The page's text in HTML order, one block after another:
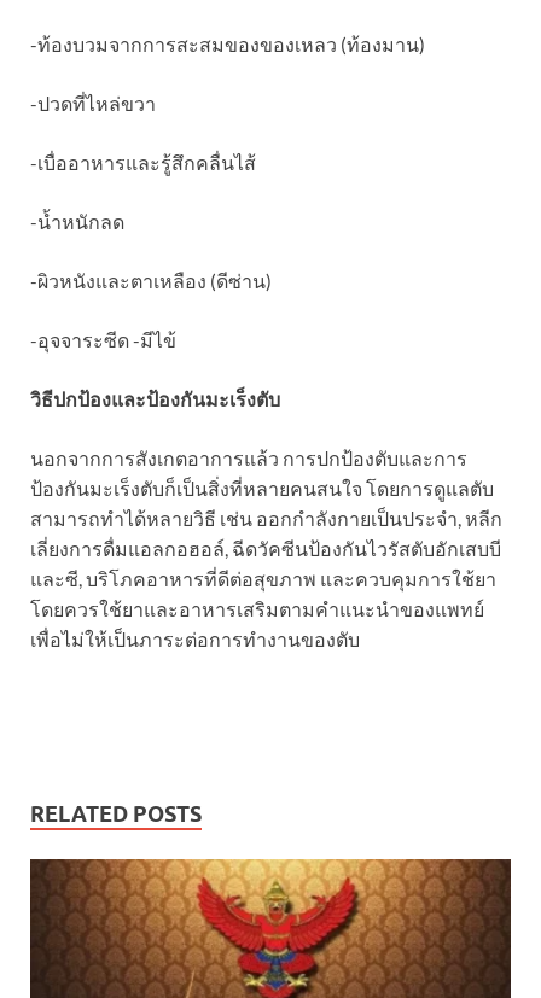
-ท้องบวมจากการสะสมของของเหลว (ท้องมาน)
-ปวดที่ไหล่ขวา
-เบื่ออาหารและรู้สึกคลื่นไส้
-น้ำหนักลด
-ผิวหนังและตาเหลือง (ดีซ่าน)
-อุจจาระซีด -มีไข้
วิธีปกป้องและป้องกันมะเร็งตับ
นอกจากการสังเกตอาการแล้ว การปกป้องตับและการ
ป้องกันมะเร็งตับก็เป็นสิ่งที่หลายคนสนใจ โดยการดูแลตับ
สามารถทำได้หลายวิธี เช่น ออกกำลังกายเป็นประจำ, หลีก
เลี่ยงการดื่มแอลกอฮอล์, ฉีดวัคซีนป้องกันไวรัสตับอักเสบบี
และซี, บริโภคอาหารที่ดีต่อสุขภาพ และควบคุมการใช้ยา
โดยควรใช้ยาและอาหารเสริมตามคำแนะนำของแพทย์
เพื่อไม่ให้เป็นภาระต่อการทำงานของตับ
RELATED POSTS